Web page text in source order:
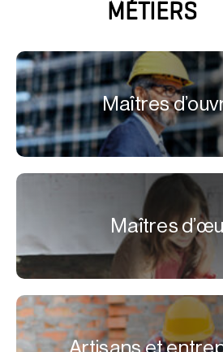
MÉTIERS
Maîtres
Maîtres
Artisans et